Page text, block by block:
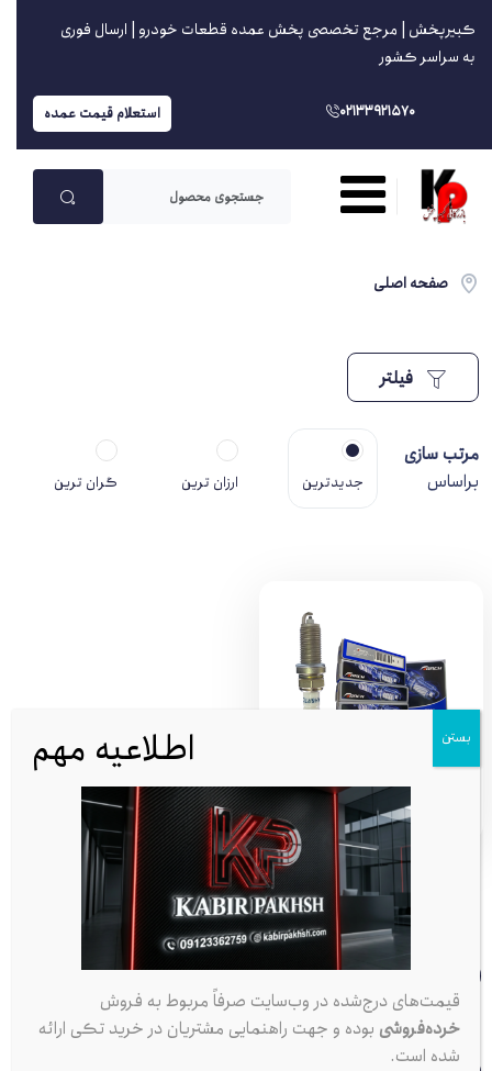
کبیرپخش | مرجع تخصصی پخش عمده قطعات خودرو | ارسال فوری
به سراسر کشور
02133921570 استعلام قیمت عمده
صفحه اصلی
فیلتر
مرتب سازی
براساس
جدیدترین ارزان ترین گران ترین
خرید کارتن ۲۰۰ عددی شمع تورچ
3362759
تلفن ثابت
اطلاعیه مهم
قیمت‌های درج‌شده در وب‌سایت صرفاً مربوط به فروش
خرده‌فروشی بوده و جهت راهنمایی مشتریان در خرید تکی ارائه
شده است.
بستن